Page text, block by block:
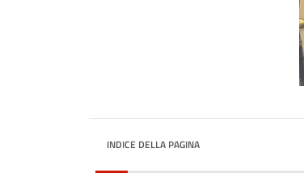
INDICE DELLA PAGINA